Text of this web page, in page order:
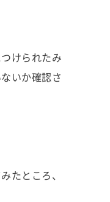
けられたみ
いか確認さ
たところ、